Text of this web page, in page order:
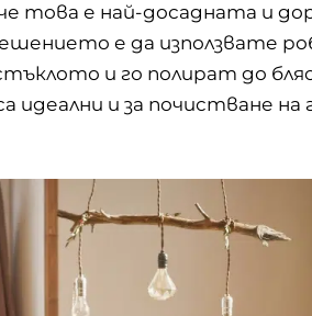
това е най-досадната и
е да използвате
и го полират до
идеални и за почистване на